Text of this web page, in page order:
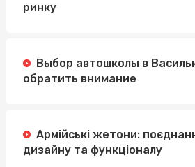
ринку
Выбор автошколы в
обратить внимание
Армійські жетони:
дизайну та функціоналу